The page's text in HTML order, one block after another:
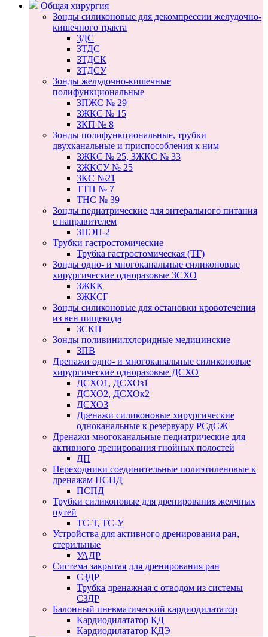
Общая хирургия
Зонды силиконовые для декомпрессии желудочно-
кишечного тракта
ЗДС
ЗТДС
ЗТДСК
ЗТДСУ
Зонды желудочно-кишечные
полифункциональные
ЗПЖС № 29
ЗЖКС № 15
ЗКП № 8
Зонды полифункциональные, трубки
двухканальные и приспособления к ним
ЗЖКС № 25, ЗЖКС № 33
ЗЖКСУ № 25
ЗКС №21
ТТП № 7
ТНС № 39
Зонды педиатрические для энтерального питания
с направителем
ЗПЭП-2
Трубки гастростомические
Трубка гастростомическая (ТГ)
Зонды одно- и многоканальные силиконовые
хирургические одноразовые ЗСХО
ЗЖКК
ЗЖКСГ
Зонды силиконовые для остановки кровотечения
из вен пищевода
ЗСКП
Зонды поливинилхлоридные медицинские
ЗПВ
Дренажи одно- и многоканальные силиконовые
хирургические одноразовые ДСХО
ДСХО1, ДСХОз1
ДСХО2, ДСХОк2
ДСХО3
Дренажи силиконовые хирургические
одноканальные к резервуару РСдСЖ
Дренажи многоканальные педиатрические для
активного дренирования гнойных полостей
ДП
Переходники соединительные полиэтиленовые к
дренажам ПСПД
ПСПД
Трубки силиконовые для дренирования желчных
путей
ТС-Т, ТС-У
Устройства для активного дренирования ран,
стерильные
УАДР
Система закрытая для дренирования ран
СЗДР
Трубка дренажная с отводом из системы
СЗДР
Балонный пневматический кардиодилататор
Кардиодилататор КД
Кардиодилататор КДЭ